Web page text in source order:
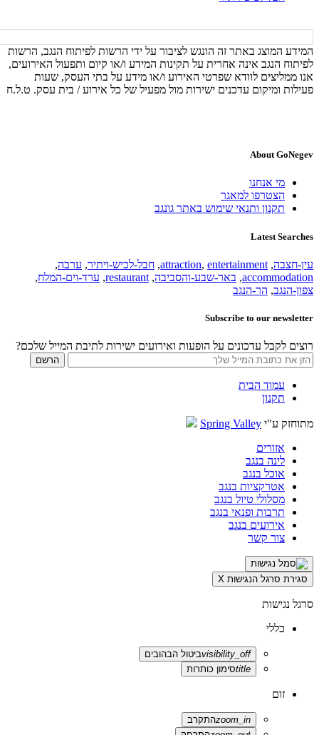
המידע המוצג באתר זה הונגש לציבור על ידי הרשות לפיתוח הנגב, הרשות
לפיתוח הנגב אינה אחרית על תקינות המידע ו/או קיום ותפעול האירועים,
אנו ממליצים לוודא שפרטי האירוע ו/או מידע על בתי העסק, שעות
פעילות ומיקום עדכנים ישירות מול מפעיל של כל אירוע / בית עסק. ט.ל.ח
About GoNegev
מי אנחנו
הצטרפו למאגר
תקנון ותנאי שימוש באתר גונגב
Latest Searches
עין-חצבה,
attraction, entertainment
, חבל-לכיש-ויתיר, ערבה,
accommodation
, באר-שבע-והסביבה,
restaurant
, ערד-וים-המלח,
צפון-הנגב, הר-הנגב
Subscribe to our newsletter
רוצים לקבל עדכונים על הופעות ואירועים ישירות לתיבת המייל שלכם?
עמוד הבית
תקנון
מתוחזק ע"י Spring Valley
אזורים
לינה בנגב
אוכל בנגב
אטרקציות בנגב
מסלולי טיול בנגב
תרבות ופנאי בנגב
אירועים בנגב
צור קשר
סגירת סרגל הנגישות X
סרגל נגישות
כללי
visibility_offביטול הבהובים
titleסימון כותרות
זום
zoom_inהתקרב